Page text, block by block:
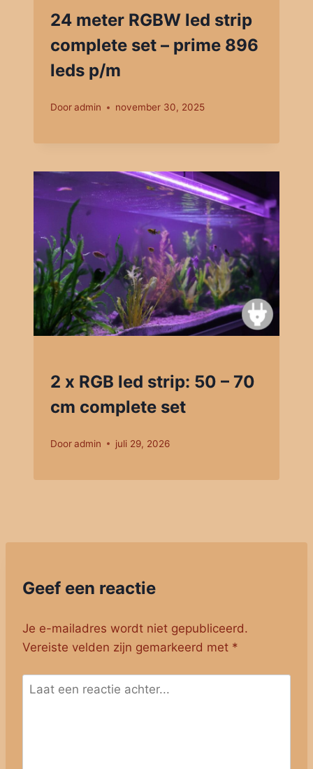
24 meter RGBW led strip
complete set – prime 896
leds p/m
Dooradmin november 30, 2025
2 x RGB led strip: 50 – 70
cm complete set
Dooradmin juli 29, 2026
Geef een reactie
Je e-mailadres wordt niet gepubliceerd.
Vereiste velden zijn gemarkeerd met *